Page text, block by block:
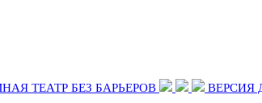
ТЕАТР БЕЗ БАРЬЕРОВ ВЕРСИЯ